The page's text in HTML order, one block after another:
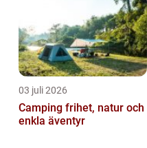
03 juli 2026
Camping frihet, natur och
enkla äventyr